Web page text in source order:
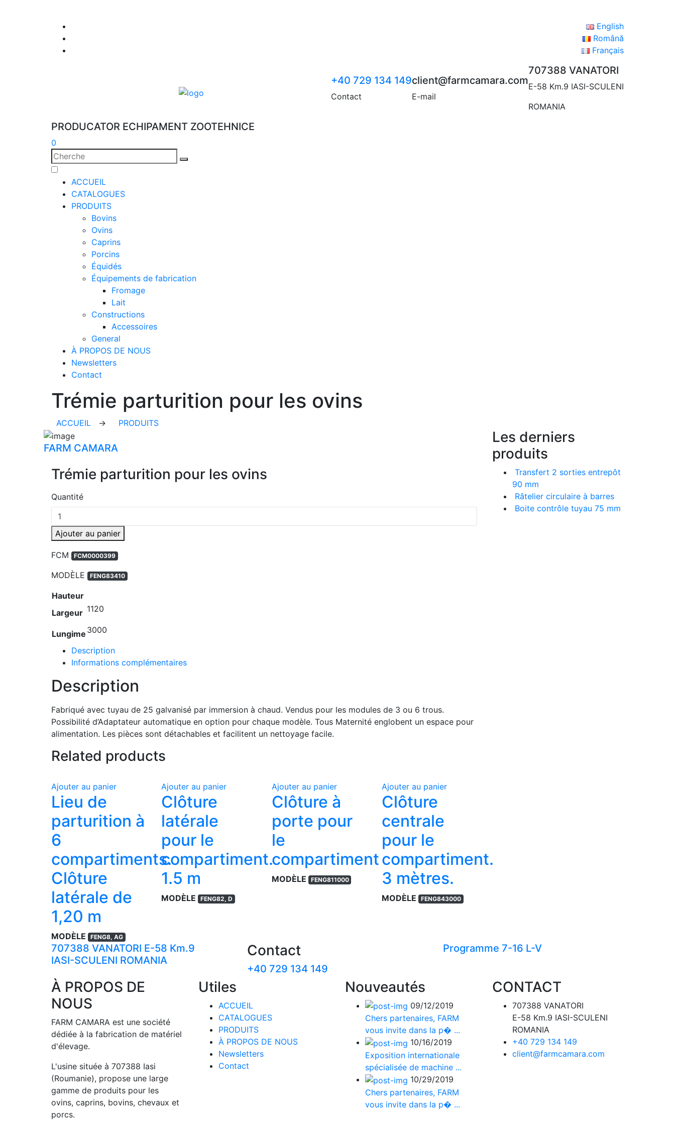
English
Română
Français
+40 729 134 149
Contact
client@farmcamara.com
E-mail
707388 VANATORI
E-58 Km.9 IASI-SCULENI
ROMANIA
PRODUCATOR ECHIPAMENT ZOOTEHNICE
0
ACCUEIL
CATALOGUES
PRODUITS
Bovins
Ovins
Caprins
Porcins
Équidés
Équipements de fabrication
Fromage
Lait
Constructions
Accessoires
General
À PROPOS DE NOUS
Newsletters
Contact
Trémie parturition pour les ovins
ACCUEIL → PRODUITS
FARM CAMARA
Trémie parturition pour les ovins
Quantité
Ajouter au panier
FCM FCM0000399
MODÈLE FENG83410
Hauteur
Largeur 1120
Lungime 3000
Description
Informations complémentaires
Description
Fabriqué avec tuyau de 25 galvanisé par immersion à chaud. Vendus pour les modules de 3 ou 6 trous.
Possibilité d’Adaptateur automatique en option pour chaque modèle. Tous Maternité englobent un espace pour
alimentation. Les pièces sont détachables et facilitent un nettoyage facile.
Related products
Ajouter au panier
Lieu de
parturition à
6
compartiments.
Clôture
latérale de
1,20 m
MODÈLE FENG8, AG
Ajouter au panier
Clôture
latérale
pour le
compartiment.
1.5 m
MODÈLE FENG82, D
Ajouter au panier
Clôture à
porte pour
le
compartiment
MODÈLE FENG811000
Ajouter au panier
Clôture
centrale
pour le
compartiment.
3 mètres.
MODÈLE FENG843000
Les derniers
produits
Transfert 2 sorties entrepôt
90 mm
Râtelier circulaire à barres
Boite contrôle tuyau 75 mm
707388 VANATORI E-58 Km.9
IASI-SCULENI ROMANIA
Contact
+40 729 134 149
Programme 7-16 L-V
À PROPOS DE
NOUS
FARM CAMARA est une société
dédiée à la fabrication de matériel
d'élevage.
L'usine située à 707388 Iasi
(Roumanie), propose une large
gamme de produits pour les
ovins, caprins, bovins, chevaux et
porcs.
Utiles
ACCUEIL
CATALOGUES
PRODUITS
À PROPOS DE NOUS
Newsletters
Contact
Nouveautés
09/12/2019
Chers partenaires, FARM
vous invite dans la p� ...
10/16/2019
Exposition internationale
spécialisée de machine ...
10/29/2019
Chers partenaires, FARM
vous invite dans la p� ...
CONTACT
707388 VANATORI
E-58 Km.9 IASI-SCULENI
ROMANIA
+40 729 134 149
client@farmcamara.com